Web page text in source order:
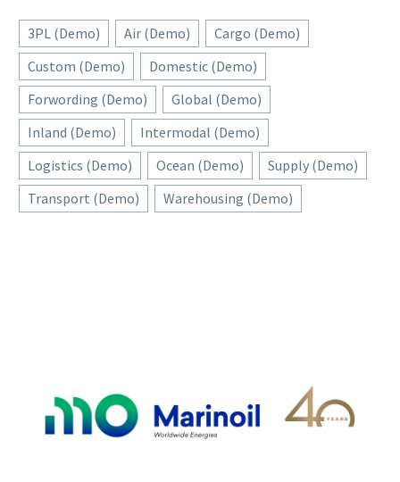
3PL (Demo) Air (Demo)
Cargo (Demo)
Custom (Demo)
Domestic (Demo)
Forwording (Demo)
Global (Demo)
Inland (Demo)
Intermodal (Demo)
Logistics (Demo)
Ocean (Demo)
Supply (Demo)
Transport (Demo)
Warehousing (Demo)